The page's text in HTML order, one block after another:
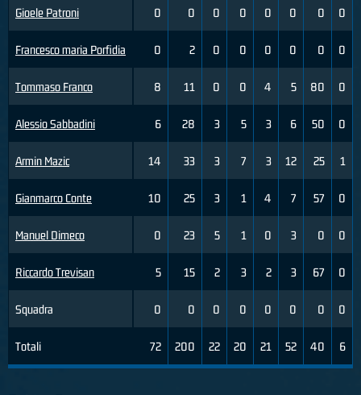
Gioele Patroni
Francesco maria Porfidia
Tommaso Franco
Alessio Sabbadini
Armin Mazic
Gianmarco Conte
Manuel Dimeco
Riccardo Trevisan
Squadra
Totali
0 0 0 0 0 0 0 0
0 2 0 0 0 0 0 0
8 11 0 0 4 5 80 0
6 28 3 5 3 6 50 0
14 33 3 7 3 12 25 1
10 25 3 1 4 7 57 0
0 23 5 1 0 3 0 0
5 15 2 3 2 3 67 0
0 0 0 0 0 0 0 0
72 200 22 20 21 52 40 6